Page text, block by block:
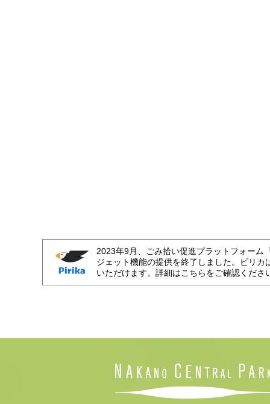
2023年9月、ごみ拾い促進プラットフォーム
ジェット機能の提供を終了しました。ピリカ
いただけます。詳細はこちらをご確認くださ